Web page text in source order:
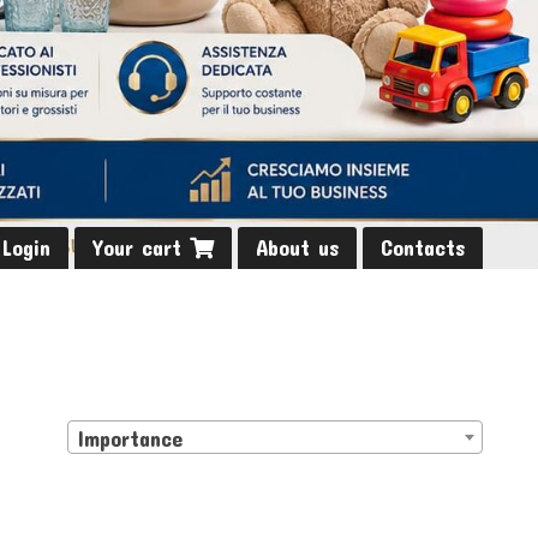
Login Your cart About us Contacts
Importance